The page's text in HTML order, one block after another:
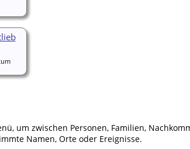
um zwischen Personen, Familien,
Namen, Orte oder Ereignisse.